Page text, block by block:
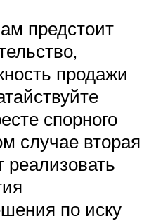
предстоит
продажи
спорного
случае вторая
реализовать
по иску